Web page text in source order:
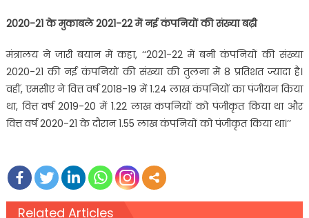
2020-21 के मुकाबले 2021-22 में नई कंपनियों की संख्या बढ़ी
मंत्रालय ने जारी बयान में कहा, ‘‘2021-22 में बनी कंपनियों की संख्या
2020-21 की नई कंपनियों की संख्या की तुलना में 8 प्रतिशत ज्यादा है।
वहीं, एमसीए ने वित्त वर्ष 2018-19 में 1.24 लाख कंपनियों का पंजीयन किया
था, वित्त वर्ष 2019-20 में 1.22 लाख कंपनियों को पंजीकृत किया था और
वित्त वर्ष 2020-21 के दौरान 1.55 लाख कंपनियों को पंजीकृत किया था।’’
Related Articles